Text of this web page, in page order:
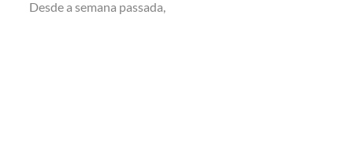
Desde a semana passada,